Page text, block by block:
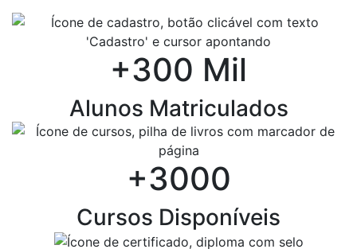
+300 Mil
Alunos Matriculados
+3000
Cursos Disponíveis